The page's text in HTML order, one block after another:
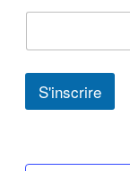
S'inscrire